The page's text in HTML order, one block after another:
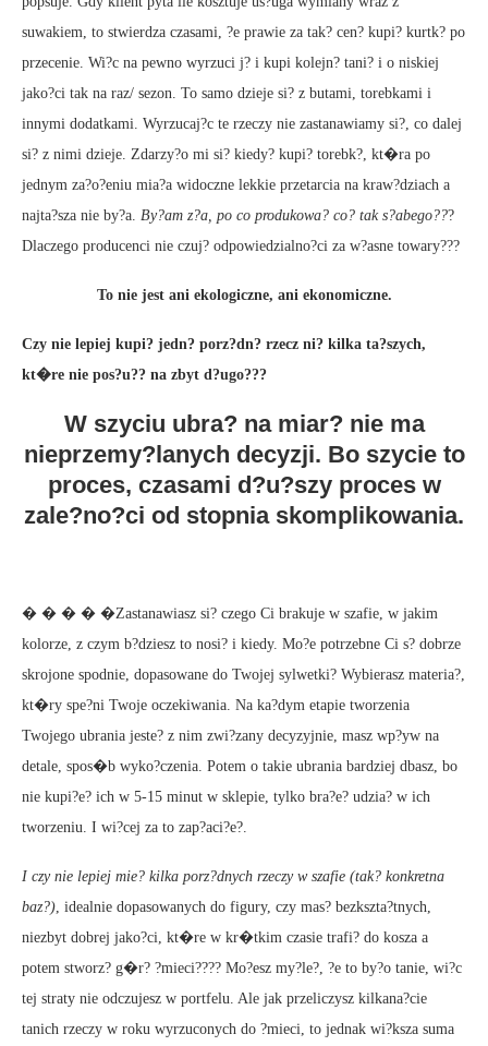
suwakiem, to stwierdza czasami, ?e prawie za tak? cen? kupi? kurtk? po
przecenie. Wi?c na pewno wyrzuci j? i kupi kolejn? tani? i o niskiej
jako?ci tak na raz/ sezon. To samo dzieje si? z butami, torebkami i
innymi dodatkami. Wyrzucaj?c te rzeczy nie zastanawiamy si?, co dalej
si? z nimi dzieje. Zdarzy?o mi si? kiedy? kupi? torebk?, kt�ra po
jednym za?o?eniu mia?a widoczne lekkie przetarcia na kraw?dziach a
najta?sza nie by?a. By?am z?a, po co produkowa? co? tak s?abego???
Dlaczego producenci nie czuj? odpowiedzialno?ci za w?asne towary???
To nie jest ani ekologiczne, ani ekonomiczne.
Czy nie lepiej kupi? jedn? porz?dn? rzecz ni? kilka ta?szych,
kt�re nie pos?u?? na zbyt d?ugo???
W szyciu ubra? na miar? nie ma
nieprzemy?lanych decyzji. Bo szycie to
proces, czasami d?u?szy proces w
zale?no?ci od stopnia skomplikowania.
� � � � �Zastanawiasz si? czego Ci brakuje w szafie, w jakim
kolorze, z czym b?dziesz to nosi? i kiedy. Mo?e potrzebne Ci s? dobrze
skrojone spodnie, dopasowane do Twojej sylwetki? Wybierasz materia?,
kt�ry spe?ni Twoje oczekiwania. Na ka?dym etapie tworzenia
Twojego ubrania jeste? z nim zwi?zany decyzyjnie, masz wp?yw na
detale, spos�b wyko?czenia. Potem o takie ubrania bardziej dbasz, bo
nie kupi?e? ich w 5-15 minut w sklepie, tylko bra?e? udzia? w ich
tworzeniu. I wi?cej za to zap?aci?e?.
I czy nie lepiej mie? kilka porz?dnych rzeczy w szafie (tak? konkretna
baz?) , idealnie dopasowanych do figury, czy mas? bezkszta?tnych,
niezbyt dobrej jako?ci, kt�re w kr�tkim czasie trafi? do kosza a
potem stworz? g�r? ?mieci???? Mo?esz my?le?, ?e to by?o tanie, wi?c
tej straty nie odczujesz w portfelu. Ale jak przeliczysz kilkana?cie
tanich rzeczy w roku wyrzuconych do ?mieci, to jednak wi?ksza suma